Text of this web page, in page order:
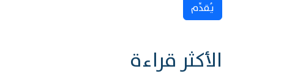
يُقدِّم
الأكثر قراءة